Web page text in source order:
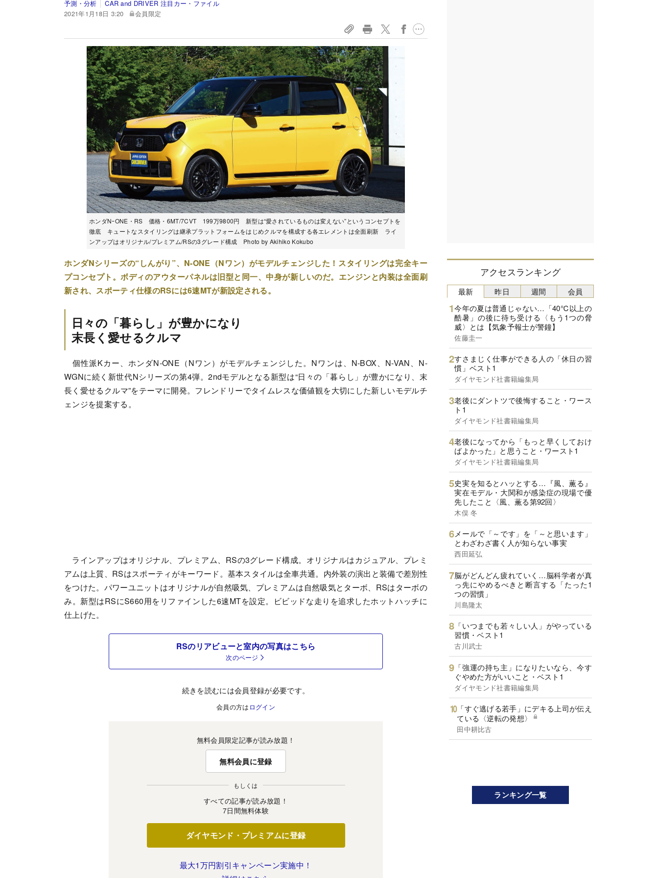
予測・分析
CAR and DRIVER 注目カー・ファイル
2021年1月18日 3:20
会員限定
ホンダNｰONE・RS 価格・6MT/7CVT 199万9800円 新型は“愛されているものは変えない”というコンセプトを
徹底 キュートなスタイリングは継承プラットフォームをはじめクルマを構成する各エレメントは全面刷新 ライ
ンアップはオリジナル/プレミアム/RSの3グレード構成 Photo by Akihiko Kokubo
ホンダNシリーズの“しんがり”、N-ONE（Nワン）がモデルチェンジした！スタイリングは完全キー
プコンセプト。ボディのアウターパネルは旧型と同一、中身が新しいのだ。エンジンと内装は全面刷
新され、スポーティ仕様のRSには6速MTが新設定される。
日々の「暮らし」が豊かになり
末長く愛せるクルマ
個性派Kカー、ホンダN-ONE（Nワン）がモデルチェンジした。Nワンは、N-BOX、N-VAN、N-
WGNに続く新世代Nシリーズの第4弾。2ndモデルとなる新型は“日々の「暮らし」が豊かになり、末
長く愛せるクルマ”をテーマに開発。フレンドリーでタイムレスな価値観を大切にした新しいモデルチ
ェンジを提案する。
ラインアップはオリジナル、プレミアム、RSの3グレード構成。オリジナルはカジュアル、プレミ
アムは上質、RSはスポーティがキーワード。基本スタイルは全車共通。内外装の演出と装備で差別性
をつけた。パワーユニットはオリジナルが自然吸気、プレミアムは自然吸気とターボ、RSはターボの
み。新型はRSにS660用をリファインした6速MTを設定。ビビッドな走りを追求したホットハッチに
仕上げた。
RSのリアビューと室内の写真はこちら
次のページ
続きを読むには会員登録が必要です。
会員の方は ログイン
無料会員限定記事が読み放題！
無料会員に登録
もしくは
すべての記事が読み放題！
7日間無料体験
ダイヤモンド・プレミアムに登録
最大1万円割引キャンペーン実施中！
アクセスランキング
最新
今年の夏は普通じゃない…「40℃以上の
酷暑」の後に待ち受ける〈もう1つの脅
威〉とは【気象予報士が警鐘】
佐藤圭一
すさまじく仕事ができる人の「休日の習
慣」ベスト1
ダイヤモンド社書籍編集局
老後にダントツで後悔すること・ワース
ト1
ダイヤモンド社書籍編集局
老後になってから「もっと早くしておけ
ばよかった」と思うこと・ワースト1
ダイヤモンド社書籍編集局
史実を知るとハッとする…『風、薫る』
実在モデル・大関和が感染症の現場で優
先したこと〈風、薫る第92回〉
木俣 冬
メールで「～です」を「～と思います」
とわざわざ書く人が知らない事実
西田延弘
脳がどんどん疲れていく…脳科学者が真
っ先にやめるべきと断言する「たった1
つの習慣」
川島隆太
「いつまでも若々しい人」がやっている
習慣・ベスト1
古川武士
「強運の持ち主」になりたいなら、今す
ぐやめた方がいいこと・ベスト1
ダイヤモンド社書籍編集局
「すぐ逃げる若手」にデキる上司が伝え
ている〈逆転の発想〉
田中耕比古
昨日 週間 会員
ランキング一覧